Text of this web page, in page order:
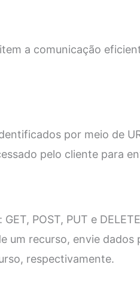
a comunicação
por meio de
pelo cliente para
POST, PUT e
um recurso, envie dados
respectivamente.